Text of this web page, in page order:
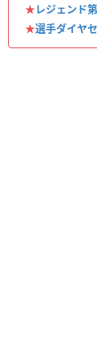
★レジェンド
★選手ダイヤ